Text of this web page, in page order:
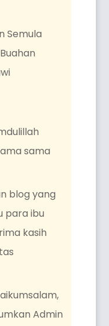
Semula
sama
blog yang
para ibu
kasih
Admin